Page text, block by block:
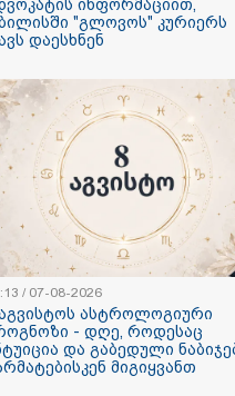
გმირია,
დადო
-
და
დაიბრალა
გმირობა" -
და
23:13 / 07-
8
ინტუიცია
ინფორმაციით,
"გლოვოს" კურიერს
დაესხნენ
/ 07-08-2026
ასტროლოგიური
- დღე, როდესაც
და გაბედული
მიგიყვანთ